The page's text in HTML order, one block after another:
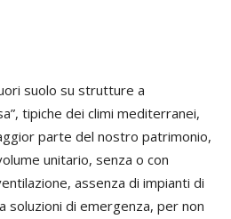
suolo su strutture a
tipiche dei climi mediterranei,
parte del nostro patrimonio,
unitario, senza o con
assenza di impianti di
soluzioni di emergenza, per non